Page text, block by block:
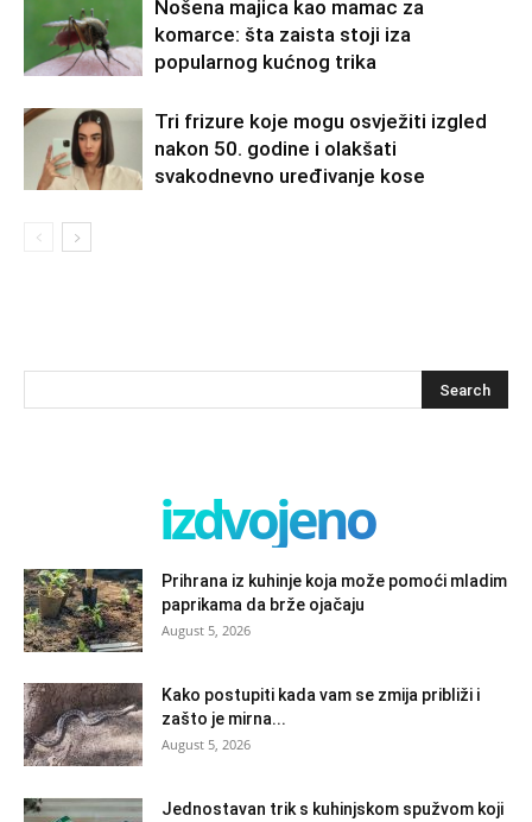
Nošena majica kao mamac za
komarce: šta zaista stoji iza
popularnog kućnog trika
Tri frizure koje mogu osvježiti izgled
nakon 50. godine i olakšati
svakodnevno uređivanje kose
izdvojeno
Prihrana iz kuhinje koja može pomoći mladim
paprikama da brže ojačaju
August 5, 2026
Kako postupiti kada vam se zmija približi i
zašto je mirna...
August 5, 2026
Jednostavan trik s kuhinjskom spužvom koji